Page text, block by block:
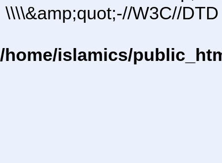
\\\\&amp;quot;-//W3C//
/home/islamics/